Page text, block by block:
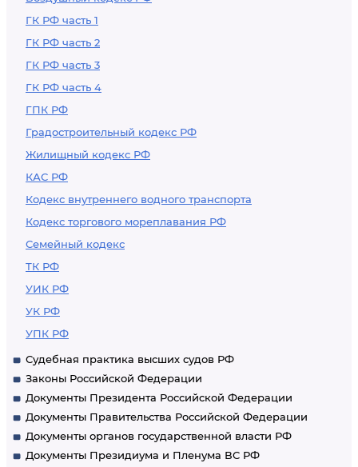
ГК РФ часть 1
ГК РФ часть 2
ГК РФ часть 3
ГК РФ часть 4
ГПК РФ
Градостроительный кодекс РФ
Жилищный кодекс РФ
КАС РФ
Кодекс внутреннего водного транспорта
Кодекс торгового мореплавания РФ
Семейный кодекс
ТК РФ
УИК РФ
УК РФ
УПК РФ
Судебная практика высших судов РФ
Законы Российской Федерации
Документы Президента Российской Федерации
Документы Правительства Российской Федерации
Документы органов государственной власти РФ
Документы Президиума и Пленума ВС РФ